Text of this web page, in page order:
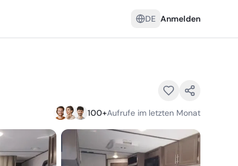
DE Anmelden
100+Aufrufe im letzten Monat